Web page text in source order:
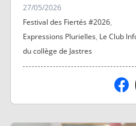
Jastres. Autour d'une
de livres proposés par la
une rencontre entre les
bénévoles et les
en préparation de la Marche
des Fiertés du 6 juin à
27/05/2026
Festival des Fiertés #2026,
Expressions Plurielles, Le Club
du collège de Jastres